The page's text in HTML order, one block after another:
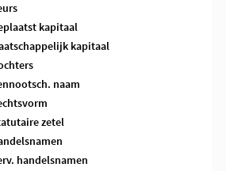
kapitaal
kapitaal
naam
zetel
handelsnamen